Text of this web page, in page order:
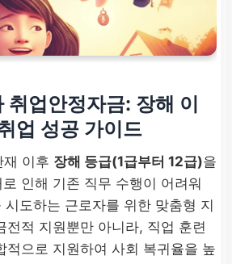
취업안정자금: 장해 이
업 성공 가이드
재 이후 장해 등급(1급부터 12급)을
인해 기존 직무 수행이 어려워
시도하는 근로자를 위한 맞춤형 지
전적 지원뿐만 아니라, 직업 훈련
적으로 지원하여 사회 복귀율을 높